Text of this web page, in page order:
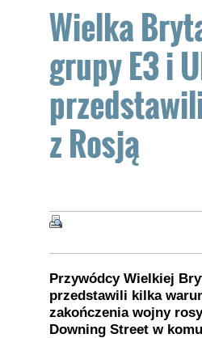
Wielka
grupy E3 i
z Rosją
Przywódcy Wielkiej
przedstawili kilka
zakończenia wojny
Downing Street w